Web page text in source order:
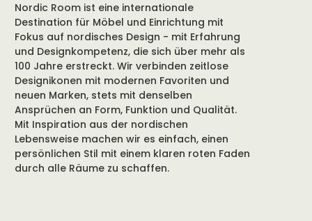
Nordic Room ist eine internationale
Destination für Möbel und Einrichtung mit
Fokus auf nordisches Design - mit Erfahrung
und Designkompetenz, die sich über mehr als
100 Jahre erstreckt. Wir verbinden zeitlose
Designikonen mit modernen Favoriten und
neuen Marken, stets mit denselben
Ansprüchen an Form, Funktion und Qualität.
Mit Inspiration aus der nordischen
Lebensweise machen wir es einfach, einen
persönlichen Stil mit einem klaren roten Faden
durch alle Räume zu schaffen.